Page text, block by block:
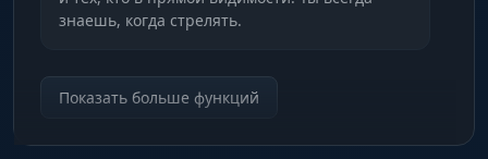
знаешь, когда стрелять.
Тактический контраст
по цвету чамсов. Не трать дорогие патроны
Показать больше функций